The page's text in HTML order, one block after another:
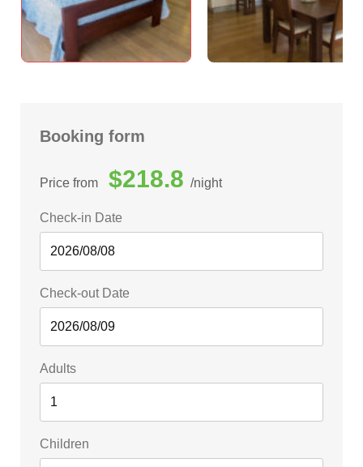
Booking form
Price from $218.8 night
Check-in Date
Check-out Date
Adults
Children